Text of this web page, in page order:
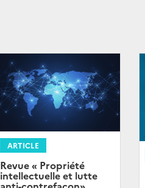
ARTICLE
Revue « Propriété
intellectuelle et lutte